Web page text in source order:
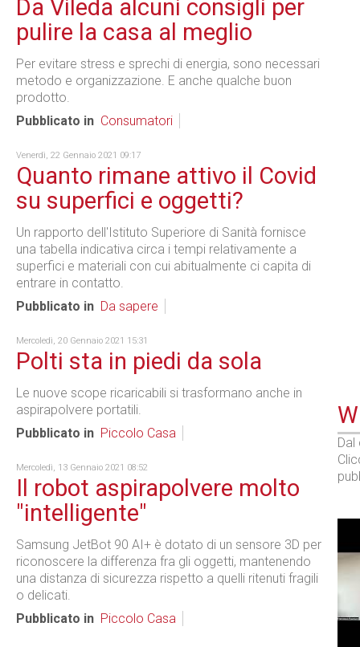
Da Vileda alcuni consigli per
pulire la casa al meglio
Per evitare stress e sprechi di energia, sono necessari
metodo e organizzazione. E anche qualche buon
prodotto.
Pubblicato in Consumatori
Venerdì, 22 Gennaio 2021 09:17
Quanto rimane attivo il Covid
su superfici e oggetti?
Un rapporto dell'Istituto Superiore di Sanità fornisce
una tabella indicativa circa i tempi relativamente a
superfici e materiali con cui abitualmente ci capita di
entrare in contatto.
Pubblicato in Da sapere
Mercoledì, 20 Gennaio 2021 15:31
Polti sta in piedi da sola
Le nuove scope ricaricabili si trasformano anche in
aspirapolvere portatili.
Pubblicato in Piccolo Casa
Mercoledì, 13 Gennaio 2021 08:52
Il robot aspirapolvere molto
"intelligente"
Samsung JetBot 90 AI+ è dotato di un sensore 3D per
riconoscere la differenza fra gli oggetti, mantenendo
una distanza di sicurezza rispetto a quelli ritenuti fragili
o delicati.
Pubblicato in Piccolo Casa